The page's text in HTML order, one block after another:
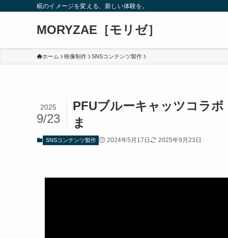
糀のイメージを変える、新しい体験を。
MORYZAE［モリゼ］
ホーム 映像制作 SNSコンテンツ製作
PFUブルーキャッツコラ
ま
2025
9/23
SNSコンテンツ製作 2024年5月17日 2025年9月23日